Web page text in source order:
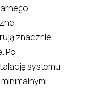
znacznie
Po
systemu